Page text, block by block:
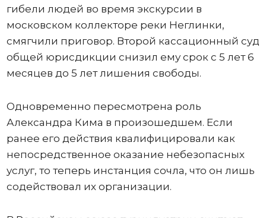
гибели людей во время экскурсии в
московском коллекторе реки Неглинки,
смягчили приговор. Второй кассационный суд
общей юрисдикции снизил ему срок с 5 лет 6
месяцев до 5 лет лишения свободы.
Одновременно пересмотрена роль
Александра Кима в произошедшем. Если
ранее его действия квалифицировали как
непосредственное оказание небезопасных
услуг, то теперь инстанция сочла, что он лишь
содействовал их организации.